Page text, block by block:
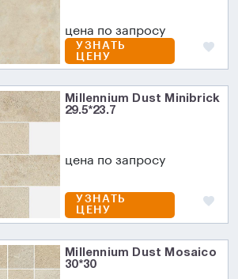
цена по запросу
УЗНАТЬ
ЦЕНУ
Millennium Dust Minibrick
29.5*23.7
цена по запросу
УЗНАТЬ
ЦЕНУ
Millennium Dust Mosaico
30*30